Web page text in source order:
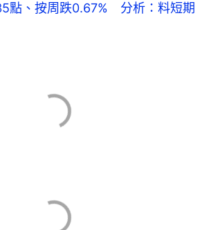
點、按周跌0.67% 分析：料短期